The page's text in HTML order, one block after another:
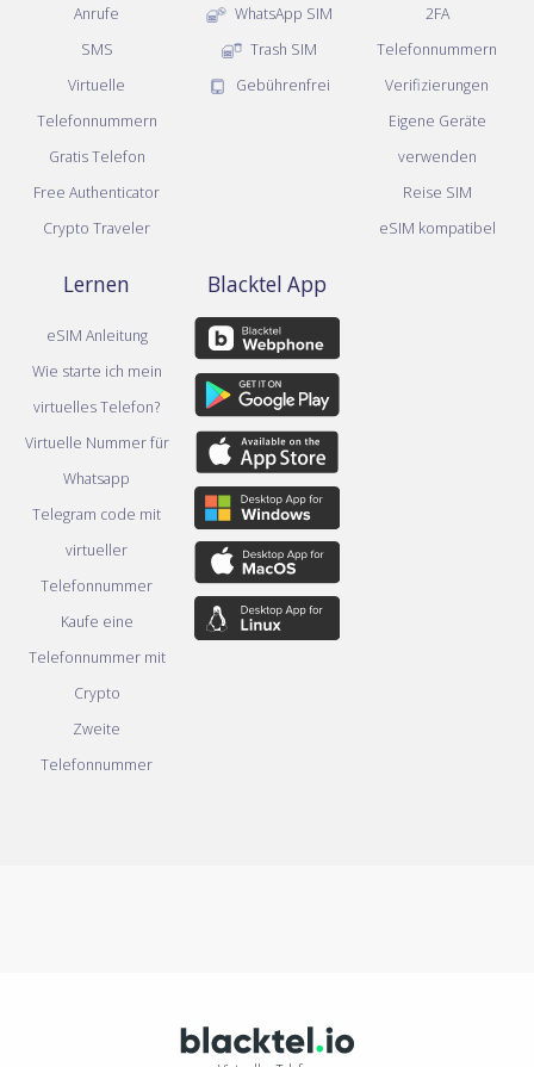
Anrufe
SMS
Virtuelle
Telefonnummern
Gratis Telefon
Free Authenticator
Crypto Traveler
WhatsApp SIM
Trash SIM
Gebührenfrei
2FA
Telefonnummern
Verifizierungen
Eigene Geräte
verwenden
Reise SIM
eSIM kompatibel
Lernen
eSIM Anleitung
Wie starte ich mein
virtuelles Telefon?
Virtuelle Nummer für
Whatsapp
Telegram code mit
virtueller
Telefonnummer
Kaufe eine
Telefonnummer mit
Crypto
Zweite
Telefonnummer
Blacktel App